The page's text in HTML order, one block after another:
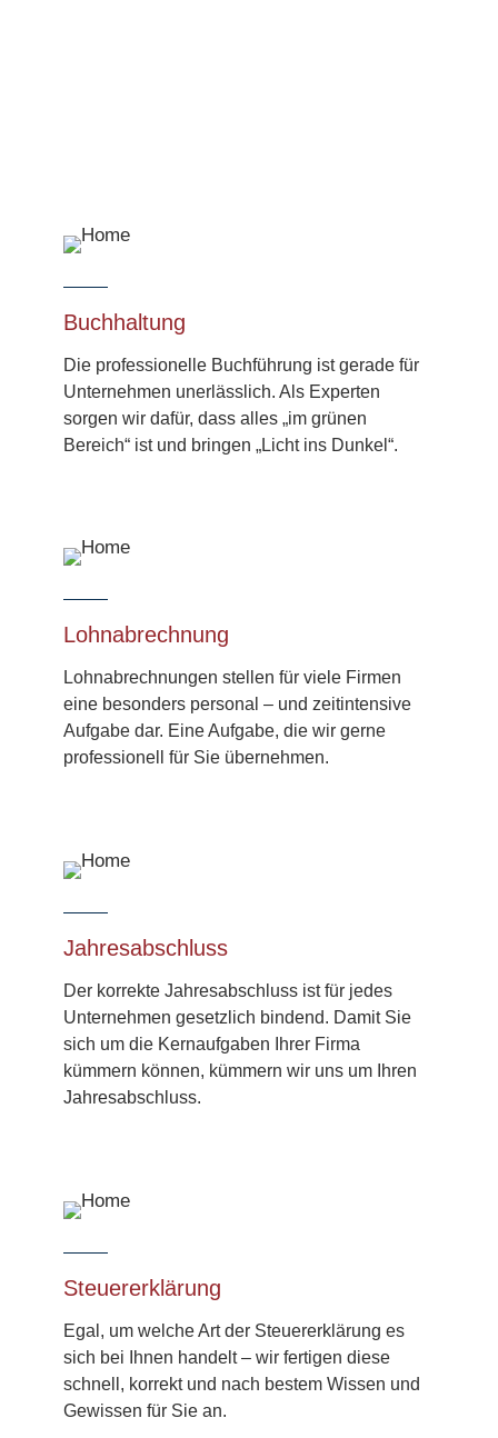
Buchhaltung
Die profes­sionelle Buch­führung ist gerade für
Unter­nehmen unerlässlich. Als Experten
sorgen wir dafür, dass alles „im grünen
Bereich“ ist und bringen „Licht ins Dunkel“.
Lohn­abrechnung
Lohn­abrechnungen stellen für viele Firmen
eine besonders personal – und zeitintensive
Aufgabe dar. Eine Aufgabe, die wir gerne
profes­sionell für Sie übernehmen.
Jahres­abschluss
Der korrekte Jahres­abschluss ist für jedes
Unternehmen gesetzlich bindend. Damit Sie
sich um die Kernaufgaben Ihrer Firma
kümmern können, kümmern wir uns um Ihren
Jahres­abschluss.
Steuer­erklärung
Egal, um welche Art der Steuererklärung es
sich bei Ihnen handelt – wir fertigen diese
schnell, korrekt und nach bestem Wissen und
Gewissen für Sie an.